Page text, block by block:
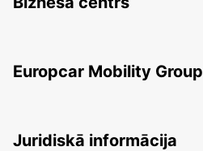
Europcar Mobility Group
Juridiskā informācija